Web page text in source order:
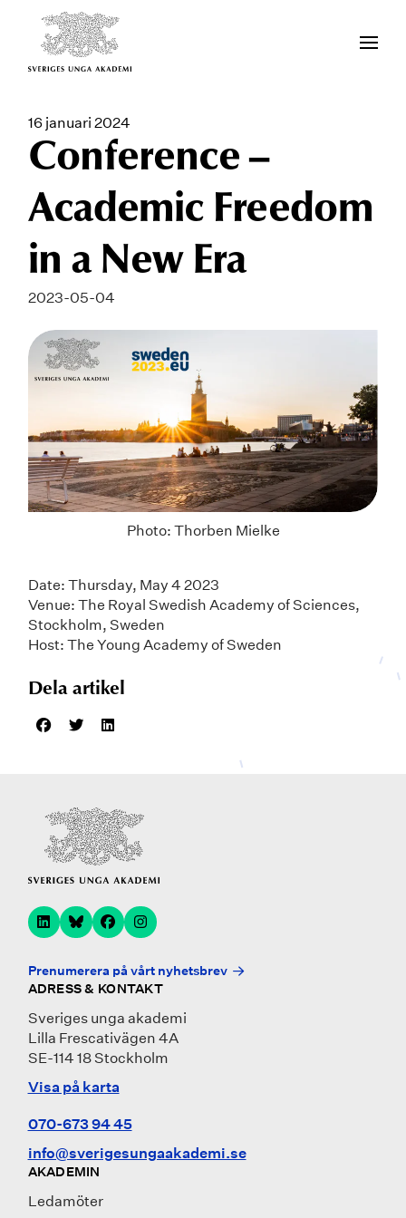
16 januari 2024
Conference –
Academic Freedom
in a New Era
2023-05-04
Photo: Thorben Mielke
Date: Thursday, May 4 2023
Venue: The Royal Swedish Academy of Sciences,
Stockholm, Sweden
Host: The Young Academy of Sweden
Dela artikel
Prenumerera på vårt nyhetsbrev
ADRESS & KONTAKT
Sveriges unga akademi
Lilla Frescativägen 4A
SE-114 18 Stockholm
Visa på karta
070-673 94 45
info@sverigesungaakademi.se
AKADEMIN
Ledamöter